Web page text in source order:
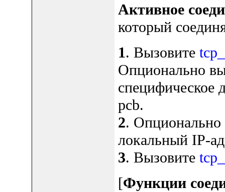
Активное
который
1. Вызовите
Опционально
специфическое
pcb.
2.
локальный IP-
3. Вызовите
[Функции